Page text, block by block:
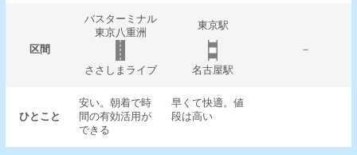
区間
バスターミナル
東京八重洲
東京駅
－
ささしまライブ
名古屋駅
ひとこと
安い。朝着で時
間の有効活用が
できる
早くて快適。値
段は高い